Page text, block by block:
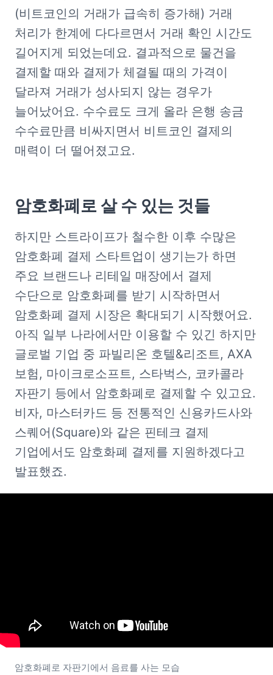
(비트코인의 거래가 급속히 증가해) 거래
처리가 한계에 다다르면서 거래 확인 시간도
길어지게 되었는데요. 결과적으로 물건을
결제할 때와 결제가 체결될 때의 가격이
달라져 거래가 성사되지 않는 경우가
늘어났어요. 수수료도 크게 올라 은행 송금
수수료만큼 비싸지면서 비트코인 결제의
매력이 더 떨어졌고요.
암호화폐로 살 수 있는 것들
하지만 스트라이프가 철수한 이후 수많은
암호화폐 결제 스타트업이 생기는가 하면
주요 브랜드나 리테일 매장에서 결제
수단으로 암호화폐를 받기 시작하면서
암호화폐 결제 시장은 확대되기 시작했어요.
아직 일부 나라에서만 이용할 수 있긴 하지만
글로벌 기업 중 파빌리온 호텔&리조트, AXA
보험, 마이크로소프트, 스타벅스, 코카콜라
자판기 등에서 암호화폐로 결제할 수 있고요.
비자, 마스터카드 등 전통적인 신용카드사와
스퀘어(Square)와 같은 핀테크 결제
기업에서도 암호화폐 결제를 지원하겠다고
발표했죠.
암호화폐로 자판기에서 음료를 사는 모습